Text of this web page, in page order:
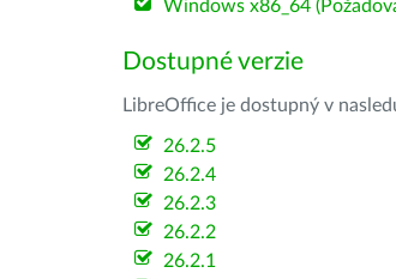
Windows x86_64
Dostupné verzie
LibreOffice je dostupný v
26.2.5
26.2.4
26.2.3
26.2.2
26.2.1